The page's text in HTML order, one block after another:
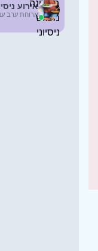
אירוע
ארוחת ערב